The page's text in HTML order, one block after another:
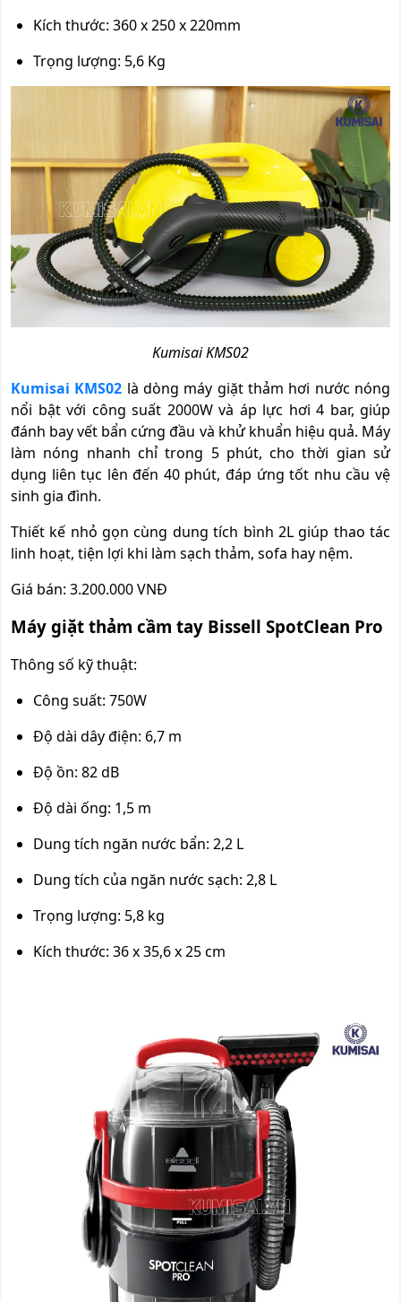
Kích thước: 360 x 250 x 220mm
Trọng lượng: 5,6 Kg
Kumisai KMS02
Kumisai KMS02 là dòng máy giặt thảm hơi nước nóng
nổi bật với công suất 2000W và áp lực hơi 4 bar, giúp
đánh bay vết bẩn cứng đầu và khử khuẩn hiệu quả. Máy
làm nóng nhanh chỉ trong 5 phút, cho thời gian sử
dụng liên tục lên đến 40 phút, đáp ứng tốt nhu cầu vệ
sinh gia đình.
Thiết kế nhỏ gọn cùng dung tích bình 2L giúp thao tác
linh hoạt, tiện lợi khi làm sạch thảm, sofa hay nệm.
Giá bán: 3.200.000 VNĐ
Máy giặt thảm cầm tay Bissell SpotClean Pro
Thông số kỹ thuật:
Công suất: 750W
Độ dài dây điện: 6,7 m
Độ ồn: 82 dB
Độ dài ống: 1,5 m
Dung tích ngăn nước bẩn: 2,2 L
Dung tích của ngăn nước sạch: 2,8 L
Trọng lượng: 5,8 kg
Kích thước: 36 x 35,6 x 25 cm